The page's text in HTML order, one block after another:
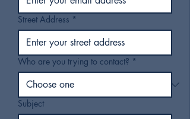
Street Address *
Who are you trying to contact? *
Subject